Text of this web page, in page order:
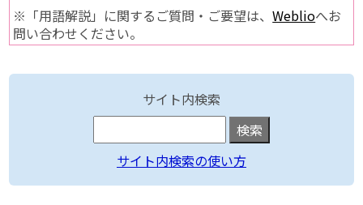
※「用語解説」に関するご質問・ご要望は、Weblioへお
問い合わせください。
サイト内検索
サイト内検索の使い方